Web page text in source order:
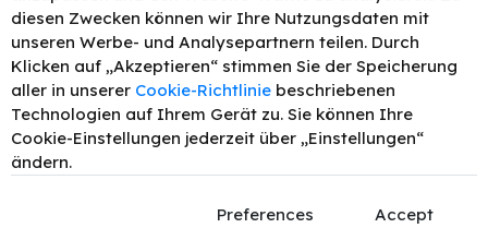
Original Canon C-EXV49 MCVP
Toner Schwarz
401,59 € – +
bis zu 75000 Seiten
diesen Zwecken können wir Ihre Nutzungsdaten mit
unseren Werbe- und Analysepartnern teilen. Durch
Klicken auf „Akzeptieren“ stimmen Sie der Speicherung
aller in unserer Cookie-Richtlinie beschriebenen
Technologien auf Ihrem Gerät zu. Sie können Ihre
Cookie-Einstellungen jederzeit über „Einstellungen“
ändern.
Preferences Accept